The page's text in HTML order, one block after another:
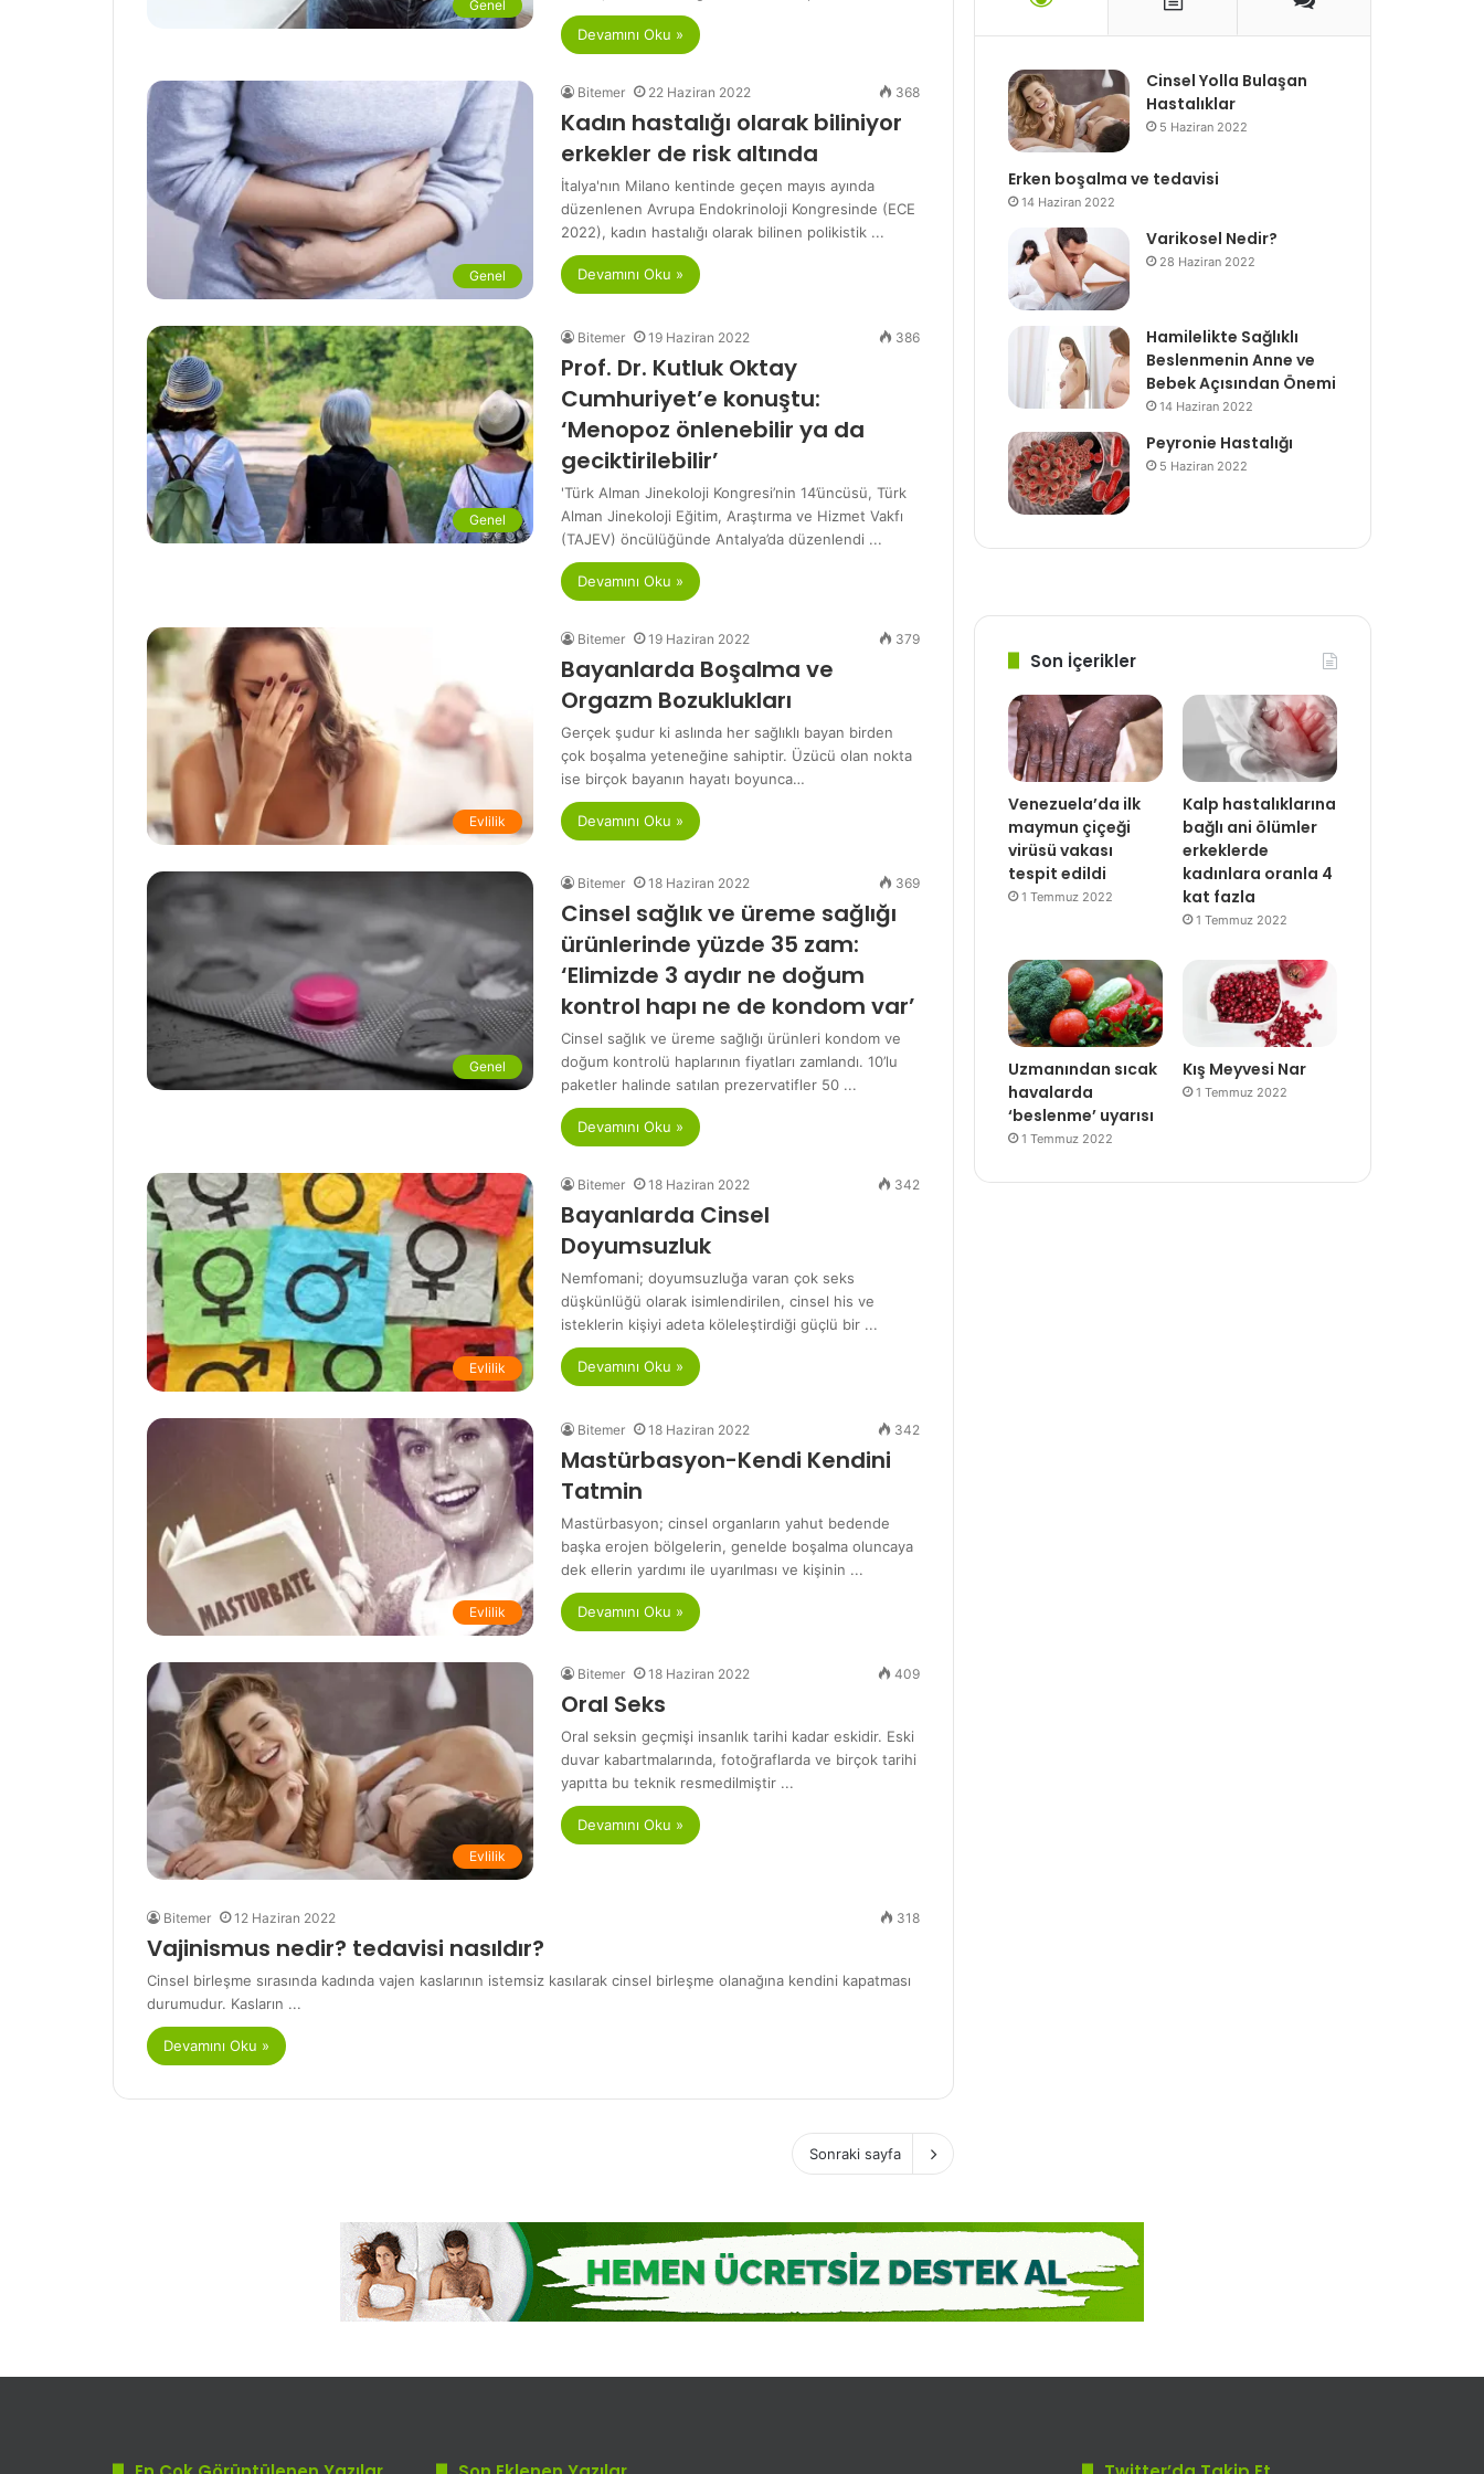
Genel
Devamını Oku »
Genel
Bitemer 22 Haziran 2022 368
Kadın hastalığı olarak biliniyor
erkekler de risk altında
İtalya'nın Milano kentinde geçen mayıs ayında
düzenlenen Avrupa Endokrinoloji Kongresinde (ECE
2022), kadın hastalığı olarak bilinen polikistik ...
Devamını Oku »
Genel
Bitemer 19 Haziran 2022 386
Prof. Dr. Kutluk Oktay
Cumhuriyet’e konuştu:
‘Menopoz önlenebilir ya da
geciktirilebilir’
'Türk Alman Jinekoloji Kongresi’nin 14’üncüsü, Türk
Alman Jinekoloji Eğitim, Araştırma ve Hizmet Vakfı
(TAJEV) öncülüğünde Antalya’da düzenlendi ...
Devamını Oku »
Evlilik
Bitemer 19 Haziran 2022 379
Bayanlarda Boşalma ve
Orgazm Bozuklukları
Gerçek şudur ki aslında her sağlıklı bayan birden
çok boşalma yeteneğine sahiptir. Üzücü olan nokta
ise birçok bayanın hayatı boyunca…
Devamını Oku »
Genel
Bitemer 18 Haziran 2022 369
Cinsel sağlık ve üreme sağlığı
ürünlerinde yüzde 35 zam:
‘Elimizde 3 aydır ne doğum
kontrol hapı ne de kondom var’
Cinsel sağlık ve üreme sağlığı ürünleri kondom ve
doğum kontrolü haplarının fiyatları zamlandı. 10’lu
paketler halinde satılan prezervatifler 50 ...
Devamını Oku »
Evlilik
Bitemer 18 Haziran 2022 342
Bayanlarda Cinsel
Doyumsuzluk
Nemfomani; doyumsuzluğa varan çok seks
düşkünlüğü olarak isimlendirilen, cinsel his ve
isteklerin kişiyi adeta köleleştirdiği güçlü bir ...
Devamını Oku »
Evlilik
Bitemer 18 Haziran 2022 342
Mastürbasyon-Kendi Kendini
Tatmin
Mastürbasyon; cinsel organların yahut bedende
başka erojen bölgelerin, genelde boşalma oluncaya
dek ellerin yardımı ile uyarılması ve kişinin ...
Devamını Oku »
Evlilik
Bitemer 18 Haziran 2022 409
Oral Seks
Oral seksin geçmişi insanlık tarihi kadar eskidir. Eski
duvar kabartmalarında, fotoğraflarda ve birçok tarihi
yapıtta bu teknik resmedilmiştir ...
Devamını Oku »
Bitemer 12 Haziran 2022 318
Vajinismus nedir? tedavisi nasıldır?
Cinsel birleşme sırasında kadında vajen kaslarının istemsiz kasılarak cinsel birleşme olanağına kendini kapatması
durumudur. Kasların ...
Devamını Oku »
Sonraki sayfa
Cinsel Yolla Bulaşan
Hastalıklar
5 Haziran 2022
Erken boşalma ve tedavisi
14 Haziran 2022
Varikosel Nedir?
28 Haziran 2022
Hamilelikte Sağlıklı
Beslenmenin Anne ve
Bebek Açısından Önemi
14 Haziran 2022
Peyronie Hastalığı
5 Haziran 2022
Son İçerikler
Venezuela’da ilk
maymun çiçeği
virüsü vakası
tespit edildi
1 Temmuz 2022
Kalp hastalıklarına
bağlı ani ölümler
erkeklerde
kadınlara oranla 4
kat fazla
1 Temmuz 2022
Uzmanından sıcak
havalarda
‘beslenme’ uyarısı
1 Temmuz 2022
Kış Meyvesi Nar
1 Temmuz 2022